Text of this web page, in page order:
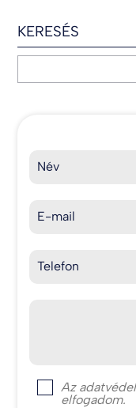
KERESÉS
Név
E-mail
Telefon
Az
elfogadom.